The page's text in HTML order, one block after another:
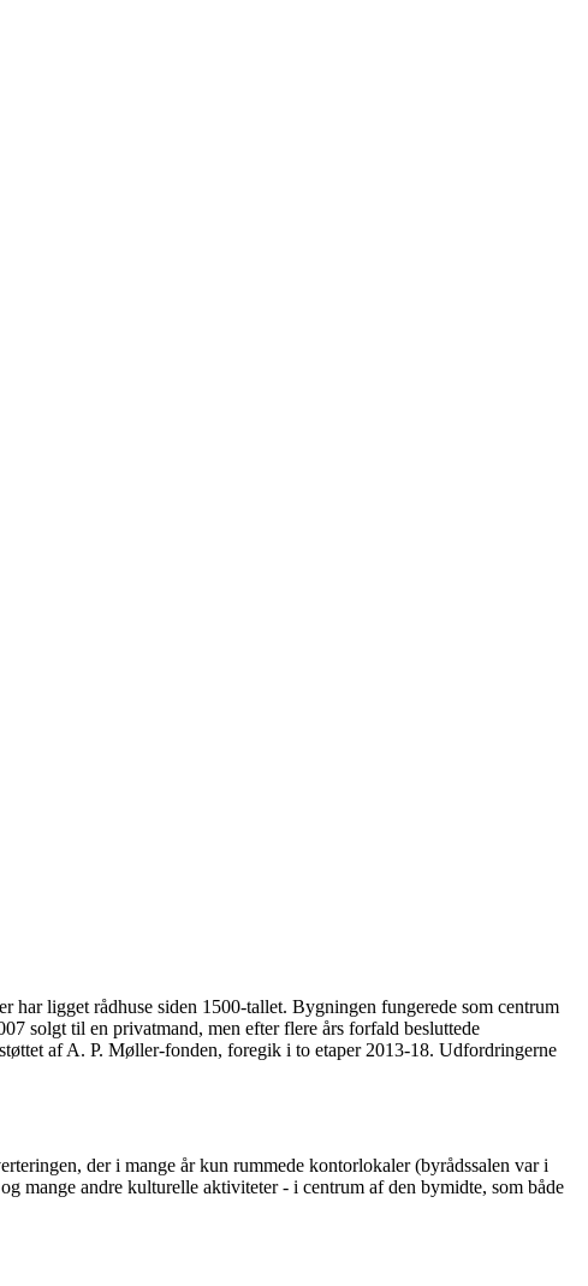
ligget rådhuse siden 1500-tallet. Bygningen fungerede som centrum
solgt til en privatmand, men efter flere års forfald besluttede
af A. P. Møller-fonden, foregik i to etaper 2013-18. Udfordringerne
der i mange år kun rummede kontorlokaler (byrådssalen var i
mange andre kulturelle aktiviteter - i centrum af den bymidte, som både